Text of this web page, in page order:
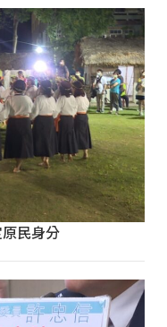
民身分